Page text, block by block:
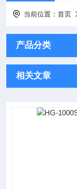
当前位置：首页
产品分类
相关文章